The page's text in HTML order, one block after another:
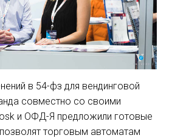
в 54-фз для вендинговой
совместно со своими
и ОФД-Я предложили готовые
торговым автоматам